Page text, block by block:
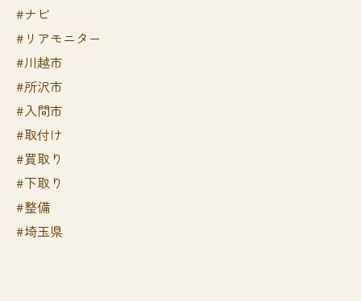
#ナビ
#リアモニター
#川越市
#所沢市
#入間市
#取付け
#買取り
#下取り
#整備
#埼玉県